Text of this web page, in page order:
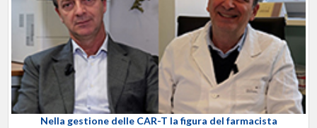
Nella gestione delle CAR-T la figura del farmacista